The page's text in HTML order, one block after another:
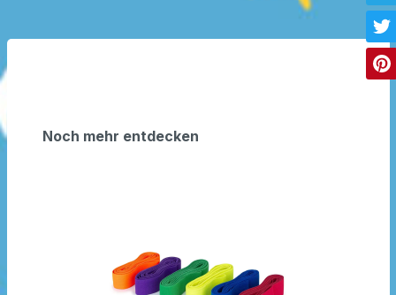
Noch mehr entdecken